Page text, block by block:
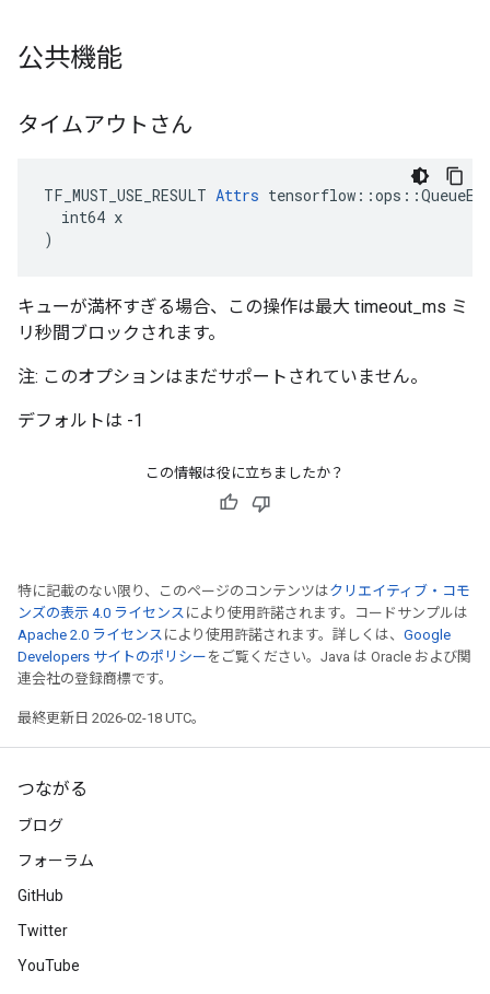
公共機能
タイムアウトさん
TF_MUST_USE_RESULT Attrs
  int64 x
)
キューが満杯すぎる場合、この操作は最大 timeout_ms ミ
リ秒間ブロックされます。
注: このオプションはまだサポートされていません。
デフォルトは -1
この情報は役に立ちましたか？
特に記載のない限り、このページのコンテンツはクリエイティブ・コモ
ンズの表示 4.0 ライセンス により使用許諾されます。コードサンプルは
Apache 2.0 ライセンス により使用許諾されます。詳しくは、 Google
Developers サイトのポリシー をご覧ください。Java は Oracle および関
連会社の登録商標です。
最終更新日 2026-02-18 UTC。
つながる
ブログ
フォーラム
GitHub
Twitter
YouTube